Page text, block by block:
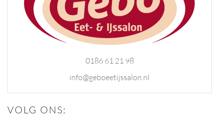
0186 61 21 98
info@geboeetijssalon.nl
VOLG ONS: